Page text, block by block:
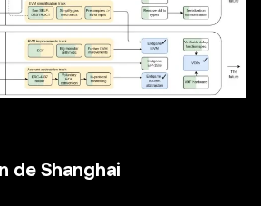
de Shanghai